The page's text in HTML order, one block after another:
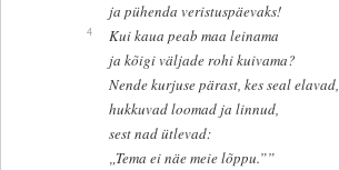
ja pühenda veristuspäevaks!
4
Kui kaua peab maa leinama
ja kõigi väljade rohi kuivama?
Nende kurjuse pärast, kes seal elavad,
hukkuvad loomad ja linnud,
sest nad ütlevad:
„Tema ei näe meie lõppu.””